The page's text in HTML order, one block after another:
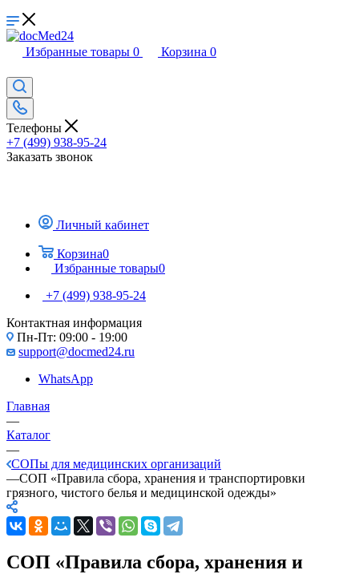
Избранные товары 0 Корзина 0
Телефоны
+7 (499) 938-95-24
Заказать звонок
Личный кабинет
Корзина0
Избранные товары0
+7 (499) 938-95-24
Контактная информация
Пн-Пт: 09:00 - 19:00
support@docmed24.ru
WhatsApp
Главная
—
Каталог
—
СОПы для медицинских организаций
—СОП «Правила сбора, хранения и транспортировки
грязного, чистого белья и медицинской одежды»
СОП «Правила сбора, хранения и